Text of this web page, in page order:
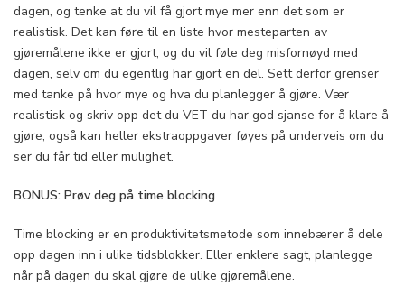
dagen, og tenke at du vil få gjort mye mer enn det som er
realistisk. Det kan føre til en liste hvor mesteparten av
gjøremålene ikke er gjort, og du vil føle deg misfornøyd med
dagen, selv om du egentlig har gjort en del. Sett derfor grenser
med tanke på hvor mye og hva du planlegger å gjøre. Vær
realistisk og skriv opp det du VET du har god sjanse for å klare å
gjøre, også kan heller ekstraoppgaver føyes på underveis om du
ser du får tid eller mulighet.
BONUS: Prøv deg på time blocking
Time blocking er en produktivitetsmetode som innebærer å dele
opp dagen inn i ulike tidsblokker. Eller enklere sagt, planlegge
når på dagen du skal gjøre de ulike gjøremålene.